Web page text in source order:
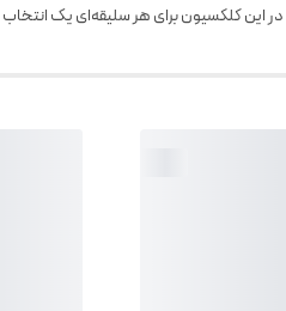
این کلکسیون برای هر سلیقه‌ای یک